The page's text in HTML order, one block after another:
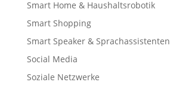
Smart Home & Haushaltsrobotik
Smart Shopping
Smart Speaker & Sprachassistenten
Social Media
Soziale Netzwerke